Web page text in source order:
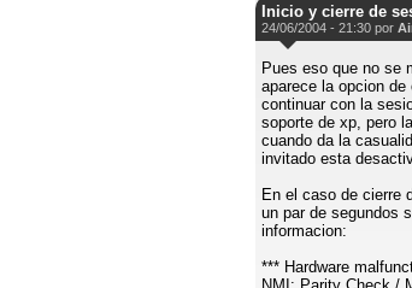
Inicio y cierre de
24/06/2004 - 21:30 por
Pues eso que no se
aparece la opcion
continuar con la
soporte de xp, pero
cuando da la
invitado esta
En el caso de cierre
un par de segundos
informacion:
*** Hardware